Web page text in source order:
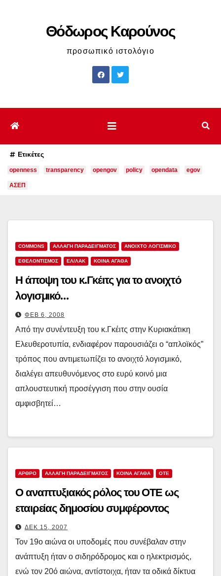
Θόδωρος Καρούνος
προσωπικό ιστολόγιο
Ετικέτες
openness transparency opengov policy opendata egov
ΑΣΕΠ
COMMONS ΑΛΛΑΓΗ ΠΑΡΑΔΕΙΓΜΑΤΟΣ ΑΝΟΙΧΤΟ ΛΟΓΙΣΜΙΚΟ
ΕΘΕΛΟΝΤΙΣΜΟΣ ΕΛ/ΛΑΚ ΚΟΙΝΑ ΑΓΑΘΑ
Η άποψη του κ.Γκέιτς για το ανοιχτό
λογισμικό…
ΦΕΒ 6, 2008
Από την συνέντευξη του κ.Γκέιτς στην Κυριακάτικη
Ελευθεροτυπία, ενδιαφέρον παρουσιάζει ο “απλοϊκός”
τρόπος που αντιμετωπίζει το ανοιχτό λογισμικό,
διαλέγει απευθυνόμενος στο ευρύ κοινό μια
απλουστευτική προσέγγιση που στην ουσία
αμφισβητεί…
ΑΡΘΡΟ ΑΛΛΑΓΗ ΠΑΡΑΔΕΙΓΜΑΤΟΣ ΚΟΙΝΑ ΑΓΑΘΑ ΟΤΕ
Ο αναπτυξιακός ρόλος του ΟΤΕ ως
εταιρείας δημοσίου συμφέροντος
ΔΕΚ 15, 2007
Τον 19ο αιώνα οι υποδομές που συνέβαλαν στην
ανάπτυξη ήταν ο σιδηρόδρομος και ο ηλεκτρισμός,
ενώ τον 20ό αιώνα, αντίστοιχα, ήταν τα οδικά δίκτυα